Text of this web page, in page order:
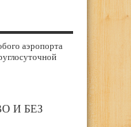
аэропорта
И БЕЗ